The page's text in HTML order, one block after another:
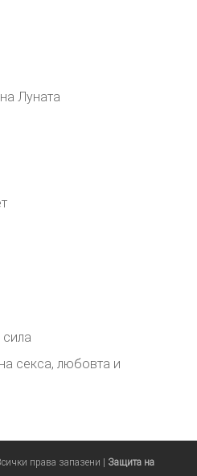
Луната
сила
секса, любовта и
права запазени | Защита на